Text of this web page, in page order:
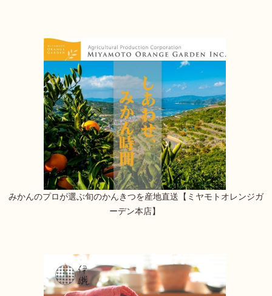
みかんのプロが選ぶ旬のかんきつを産地直送【ミヤモトオレンジガ
ーデン本店】